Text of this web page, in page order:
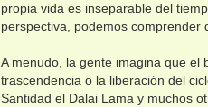
propia vida es inseparable del
perspectiva, podemos comprender
A menudo, la gente imagina que el
trascendencia o la liberación del
Santidad el Dalai Lama y muchos